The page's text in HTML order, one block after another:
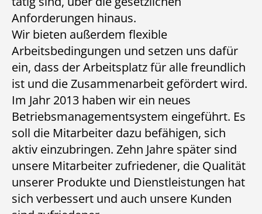
Anforderungen hinaus.
Wir bieten außerdem flexible
Arbeitsbedingungen und setzen uns dafür
ein, dass der Arbeitsplatz für alle freundlich
ist und die Zusammenarbeit gefördert wird.
Im Jahr 2013 haben wir ein neues
Betriebsmanagementsystem eingeführt. Es
soll die Mitarbeiter dazu befähigen, sich
aktiv einzubringen. Zehn Jahre später sind
unsere Mitarbeiter zufriedener, die Qualität
unserer Produkte und Dienstleistungen hat
sich verbessert und auch unsere Kunden